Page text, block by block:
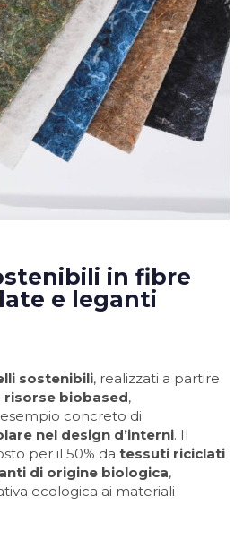
in fibre
e leganti
sostenibili, realizzati a partire
risorse biobased,
concreto di
nel design d’interni. Il
per il 50% da tessuti riciclati
di origine biologica,
ecologica ai materiali